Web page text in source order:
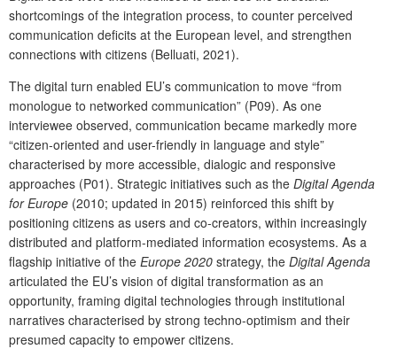
shortcomings of the integration process, to counter perceived
communication deficits at the European level, and strengthen
connections with citizens (Belluati, 2021).
The digital turn enabled EU’s communication to move “from
monologue to networked communication” (P09). As one
interviewee observed, communication became markedly more
“citizen-oriented and user-friendly in language and style”
characterised by more accessible, dialogic and responsive
approaches (P01). Strategic initiatives such as the Digital Agenda
for Europe (2010; updated in 2015) reinforced this shift by
positioning citizens as users and co-creators, within increasingly
distributed and platform-mediated information ecosystems. As a
flagship initiative of the Europe 2020 strategy, the Digital Agenda
articulated the EU’s vision of digital transformation as an
opportunity, framing digital technologies through institutional
narratives characterised by strong techno-optimism and their
presumed capacity to empower citizens.